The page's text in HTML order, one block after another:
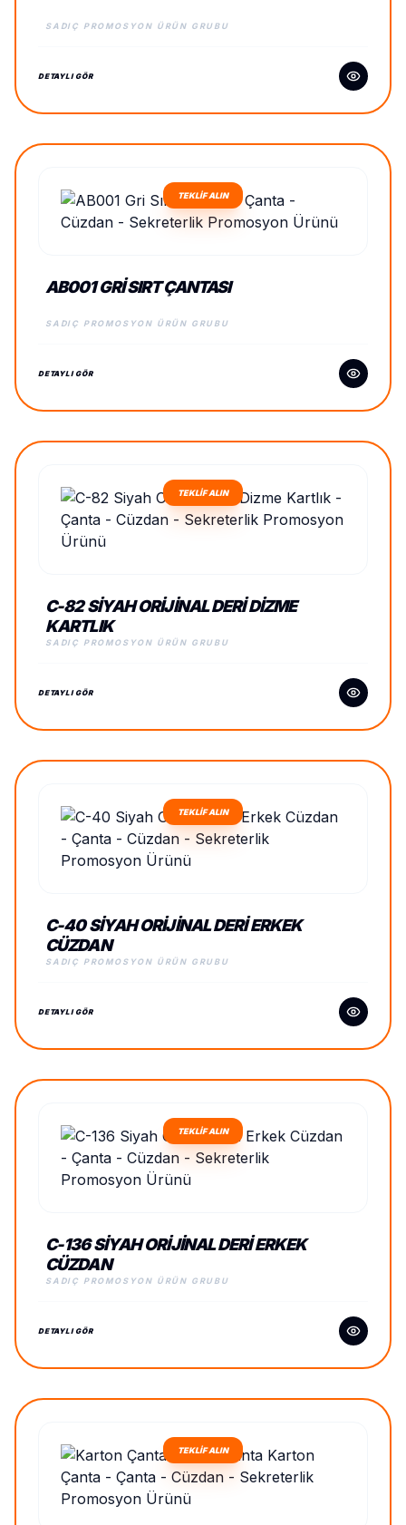
SADIÇ PROMOSYON ÜRÜN GRUBU
DETAYLI GÖR
TEKLİF ALIN
AB001 GRI SIRT ÇANTASI
SADIÇ PROMOSYON ÜRÜN GRUBU
DETAYLI GÖR
TEKLİF ALIN
C-82 SIYAH ORIJINAL DERI DIZME
KARTLIK
SADIÇ PROMOSYON ÜRÜN GRUBU
DETAYLI GÖR
TEKLİF ALIN
C-40 SIYAH ORIJINAL DERI ERKEK
CÜZDAN
SADIÇ PROMOSYON ÜRÜN GRUBU
DETAYLI GÖR
TEKLİF ALIN
C-136 SIYAH ORIJINAL DERI ERKEK
CÜZDAN
SADIÇ PROMOSYON ÜRÜN GRUBU
DETAYLI GÖR
TEKLİF ALIN